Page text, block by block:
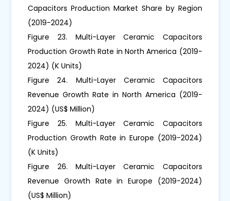
Capacitors Production Market Share by Region
(2019-2024)
Figure 23. Multi-Layer Ceramic Capacitors
Production Growth Rate in North America (2019-
2024) (K Units)
Figure 24. Multi-Layer Ceramic Capacitors
Revenue Growth Rate in North America (2019-
2024) (US$ Million)
Figure 25. Multi-Layer Ceramic Capacitors
Production Growth Rate in Europe (2019-2024)
(K Units)
Figure 26. Multi-Layer Ceramic Capacitors
Revenue Growth Rate in Europe (2019-2024)
(US$ Million)